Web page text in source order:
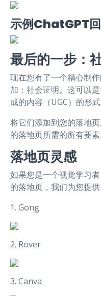
示例ChatGPT
最后的一步：
现在您有了一个精心制
加：社会证明。这可以
成的内容（UGC）的形式
将它们添加到您的落地
的落地页所需的所有要素
落地页灵感
如果您是一个视觉学习
的落地页，我们为您提供
1. Gong
2. Rover
3. Canva